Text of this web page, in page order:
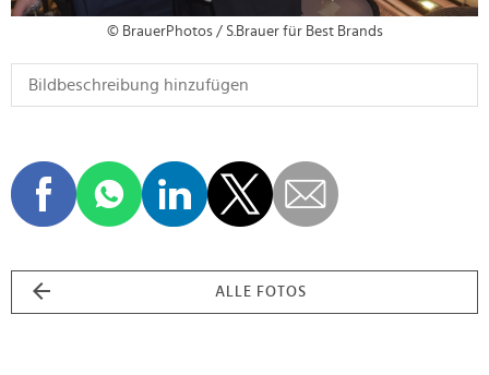
© BrauerPhotos / S.Brauer für Best Brands
ALLE FOTOS